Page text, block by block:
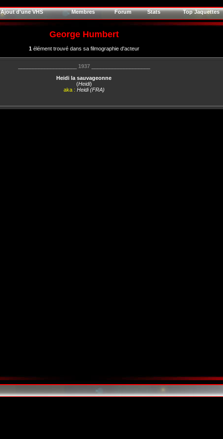
Ajout d'une VHS Membres Forum Stats Top Jaquettes
George Humbert
1élément trouvé dans sa filmographie d'acteur
1937____________________
Heidi la sauvageonne
(Heidi)
aka : Heidi (FRA)